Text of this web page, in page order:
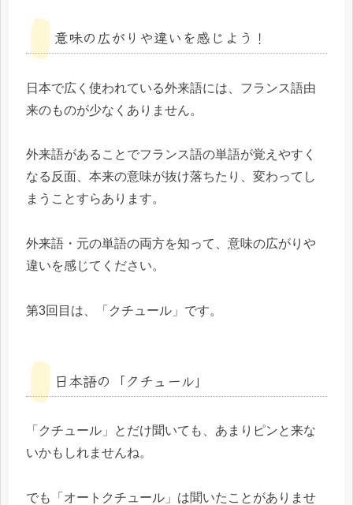
意味の広がりや違いを感じよう！
日本で広く使われている外来語には、フランス語由
来のものが少なくありません。
外来語があることでフランス語の単語が覚えやすく
なる反面、本来の意味が抜け落ちたり、変わってし
まうことすらあります。
外来語・元の単語の両方を知って、意味の広がりや
違いを感じてください。
第3回目は、「クチュール」です。
日本語の「クチュール」
「クチュール」とだけ聞いても、あまりピンと来な
いかもしれませんね。
でも「オートクチュール」は聞いたことがありませ